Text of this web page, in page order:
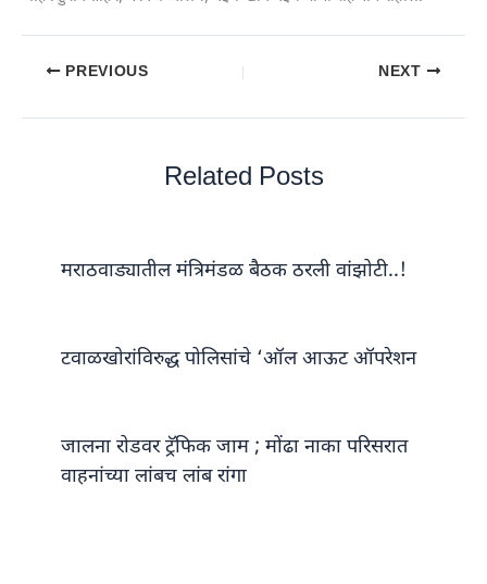
PREVIOUS NEXT
Related Posts
मराठवाड्यातील मंत्रिमंडळ बैठक ठरली वांझोटी..!
टवाळखोरांविरुद्ध पोलिसांचे ‘ऑल आऊट ऑपरेशन
जालना रोडवर ट्रॅफिक जाम ; मोंढा नाका परिसरात
वाहनांच्या लांबच लांब रांगा